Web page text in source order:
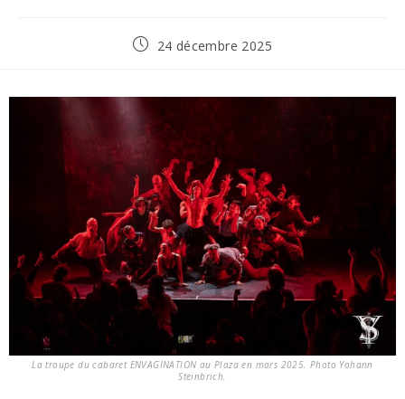
24 décembre 2025
La troupe du cabaret ENVAGINATION au Plaza en mars 2025. Photo Yohann
Steinbrich.